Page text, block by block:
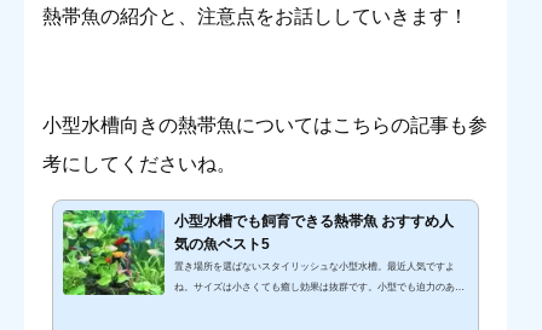
熱帯魚の紹介と、注意点をお話ししていきます！
小型水槽向きの熱帯魚についてはこちらの記事も参
考にしてくださいね。
小型水槽でも飼育できる熱帯魚 おすすめ人
気の魚ベスト5
置き場所を選ばないスタイリッシュな小型水槽。最近人気ですよ
ね。サイズは小さくても癒し効果は抜群です。小型でも迫力のある